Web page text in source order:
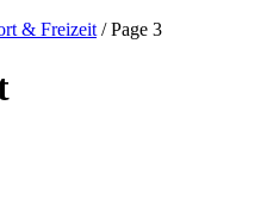
& Freizeit / Page 3